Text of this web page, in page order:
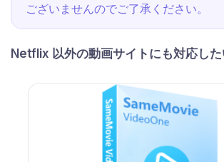
ございませんのでご了承ください。
Netflix 以外の動画サイトにも対応し